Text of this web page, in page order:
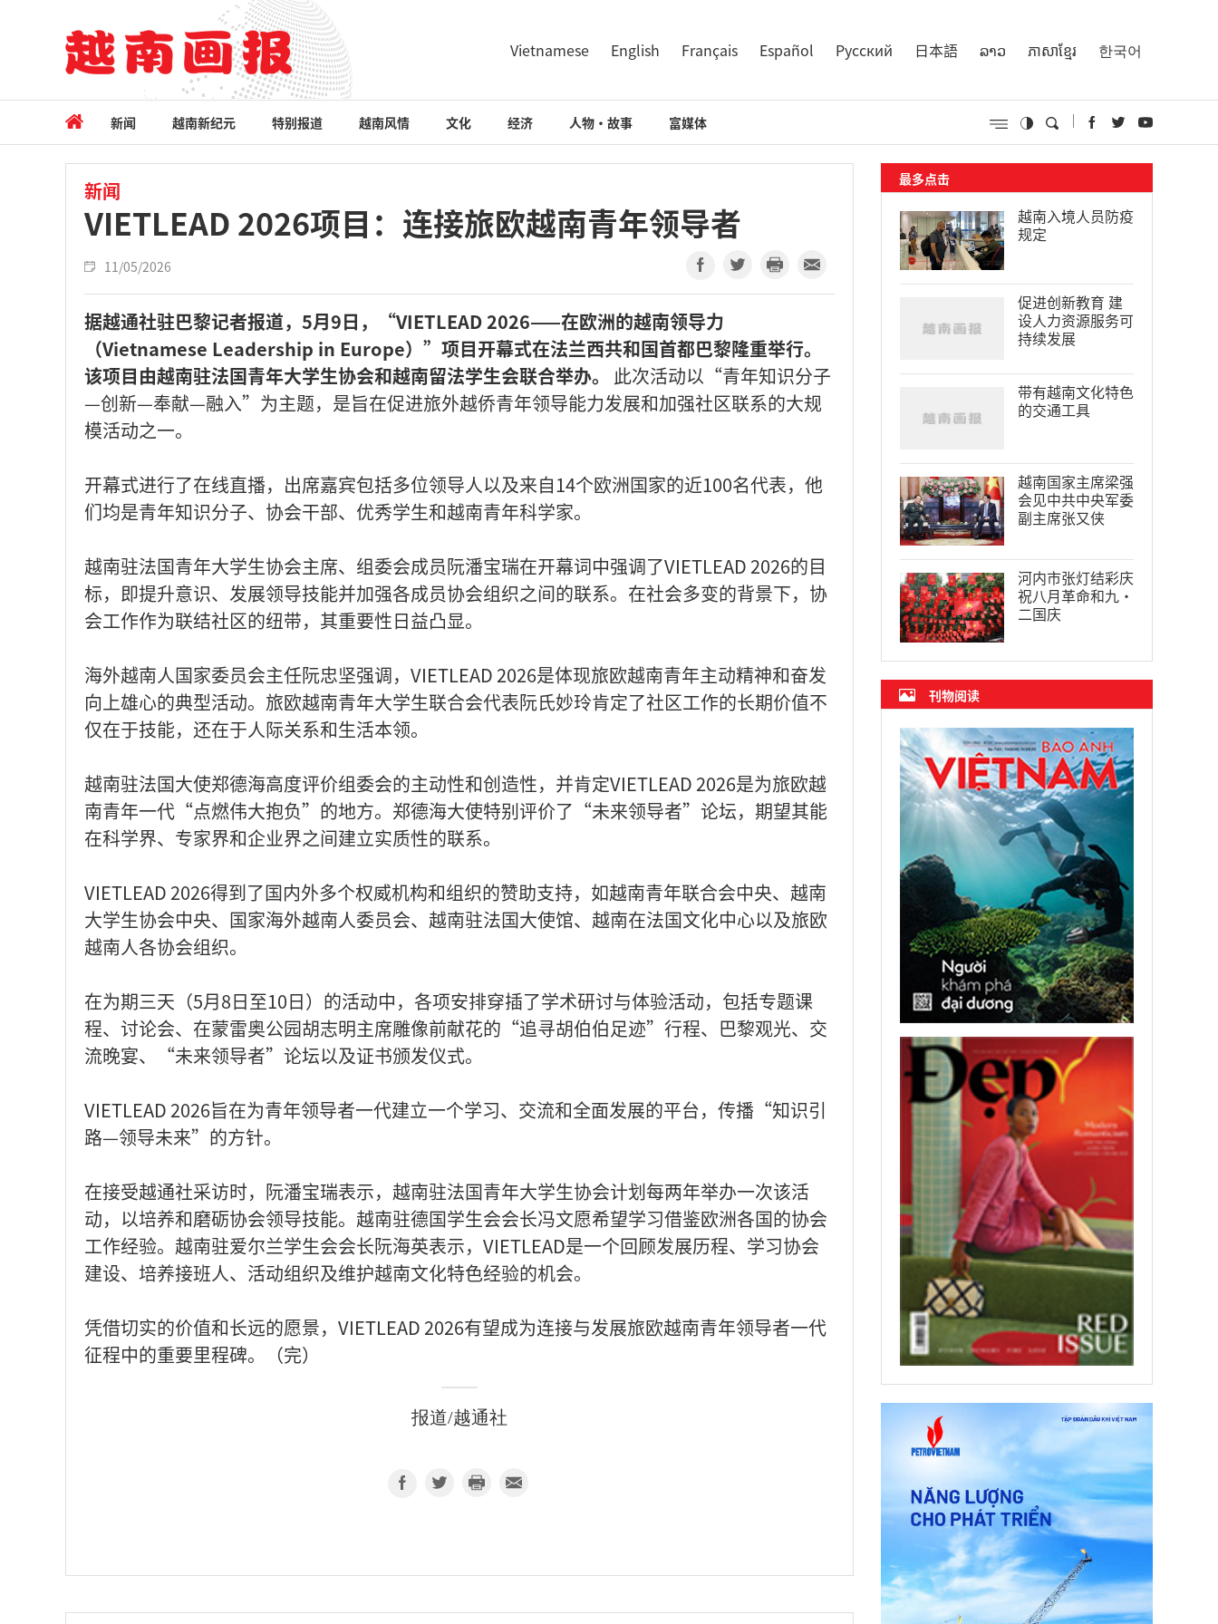
Vietnamese English Français Español Русский 日本語 ລາວ ភាសាខ្មែរ 한국어
新闻 越南新纪元 特别报道 越南风情 文化 经济 人物·故事 富媒体
新闻
VIETLEAD 2026项目：连接旅欧越南青年领导者
11/05/2026
据越通社驻巴黎记者报道，5月9日，“VIETLEAD 2026——在欧洲的越南领导力
（Vietnamese Leadership in Europe）”项目开幕式在法兰西共和国首都巴黎隆重举行。
该项目由越南驻法国青年大学生协会和越南留法学生会联合举办。
此次活动以“青年知识分子
—创新—奉献—融入”为主题，是旨在促进旅外越侨青年领导能力发展和加强社区联系的大规
模活动之一。
开幕式进行了在线直播，出席嘉宾包括多位领导人以及来自14个欧洲国家的近100名代表，他
们均是青年知识分子、协会干部、优秀学生和越南青年科学家。
越南驻法国青年大学生协会主席、组委会成员阮潘宝瑞在开幕词中强调了VIETLEAD 2026的目
标，即提升意识、发展领导技能并加强各成员协会组织之间的联系。在社会多变的背景下，协
会工作作为联结社区的纽带，其重要性日益凸显。
海外越南人国家委员会主任阮忠坚强调，VIETLEAD 2026是体现旅欧越南青年主动精神和奋发
向上雄心的典型活动。旅欧越南青年大学生联合会代表阮氏妙玲肯定了社区工作的长期价值不
仅在于技能，还在于人际关系和生活本领。
越南驻法国大使郑德海高度评价组委会的主动性和创造性，并肯定VIETLEAD 2026是为旅欧越
南青年一代“点燃伟大抱负”的地方。郑德海大使特别评价了“未来领导者”论坛，期望其能
在科学界、专家界和企业界之间建立实质性的联系。
VIETLEAD 2026得到了国内外多个权威机构和组织的赞助支持，如越南青年联合会中央、越南
大学生协会中央、国家海外越南人委员会、越南驻法国大使馆、越南在法国文化中心以及旅欧
越南人各协会组织。
在为期三天（5月8日至10日）的活动中，各项安排穿插了学术研讨与体验活动，包括专题课
程、讨论会、在蒙雷奥公园胡志明主席雕像前献花的“追寻胡伯伯足迹”行程、巴黎观光、交
流晚宴、“未来领导者”论坛以及证书颁发仪式。
VIETLEAD 2026旨在为青年领导者一代建立一个学习、交流和全面发展的平台，传播“知识引
路—领导未来”的方针。
在接受越通社采访时，阮潘宝瑞表示，越南驻法国青年大学生协会计划每两年举办一次该活
动，以培养和磨砺协会领导技能。越南驻德国学生会会长冯文愿希望学习借鉴欧洲各国的协会
工作经验。越南驻爱尔兰学生会会长阮海英表示，VIETLEAD是一个回顾发展历程、学习协会
建设、培养接班人、活动组织及维护越南文化特色经验的机会。
凭借切实的价值和长远的愿景，VIETLEAD 2026有望成为连接与发展旅欧越南青年领导者一代
征程中的重要里程碑。（完）
报道/越通社
最多点击
越南入境人员防疫
规定
促进创新教育 建
设人力资源服务可
持续发展
带有越南文化特色
的交通工具
越南国家主席梁强
会见中共中央军委
副主席张又侠
河内市张灯结彩庆
祝八月革命和九·
二国庆
刊物阅读